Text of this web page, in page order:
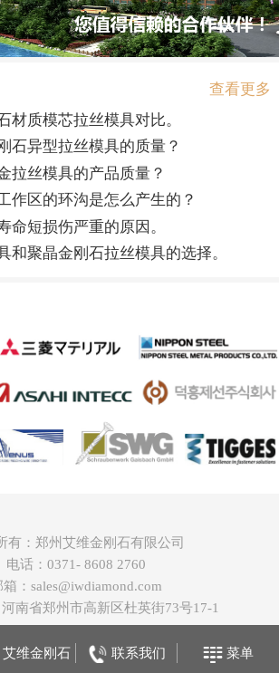
查看更多
材质模芯拉丝模具对比。
石异型拉丝模具的质量？
拉丝模具的产品质量？
作区的环沟是怎么产生的？
命短损伤严重的原因。
和聚晶金刚石拉丝模具的选择。
有：郑州艾维金刚石有限公司
电话：0371- 8608 2760
箱：sales@iwdiamond.com
南省郑州市高新区杜英街73号17-1
艾维金刚石 联系我们 菜单